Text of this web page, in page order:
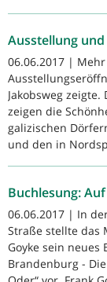
Ausstellung
06.06.2017 |
Jakobsweg
zeigen die
galizischen
und den in
Buchlesung:
06.06.2017 | In
Straße stellte das
Goyke sein neues
Brandenburg -